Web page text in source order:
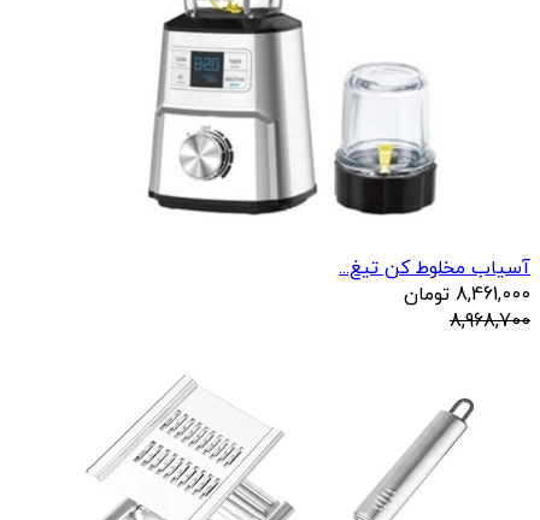
آسیاب مخلوط کن تیغ...
8,461,000 تومان
8,968,700